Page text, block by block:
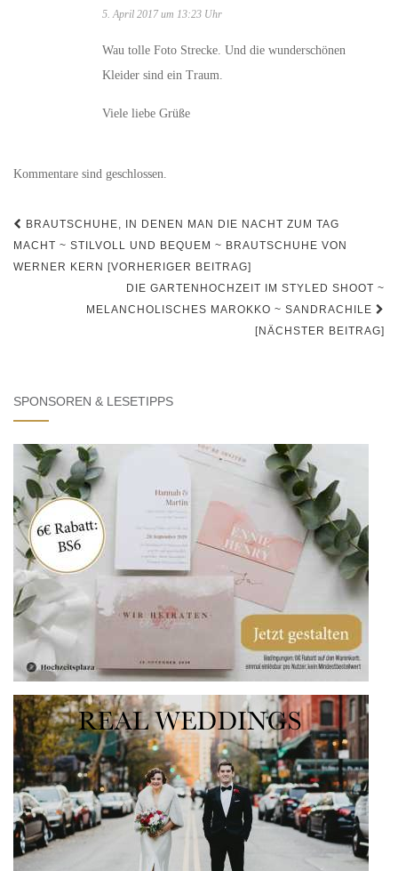
5. April 2017 um 13:23 Uhr
Wau tolle Foto Strecke. Und die wunderschönen
Kleider sind ein Traum.
Viele liebe Grüße
Kommentare sind geschlossen.
Beitrags-
Navigation
BRAUTSCHUHE, IN DENEN MAN DIE NACHT ZUM TAG
MACHT ~ STILVOLL UND BEQUEM ~ BRAUTSCHUHE VON
WERNER KERN [VORHERIGER BEITRAG]
DIE GARTENHOCHZEIT IM STYLED SHOOT ~
MELANCHOLISCHES MAROKKO ~ SANDRACHILE
[NÄCHSTER BEITRAG]
SPONSOREN & LESETIPPS